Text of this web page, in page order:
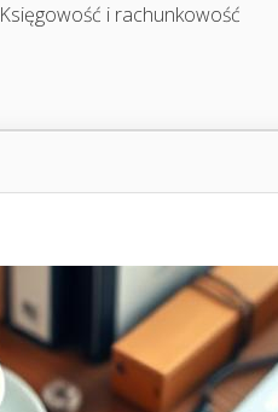
Księgowość i rachunkowość